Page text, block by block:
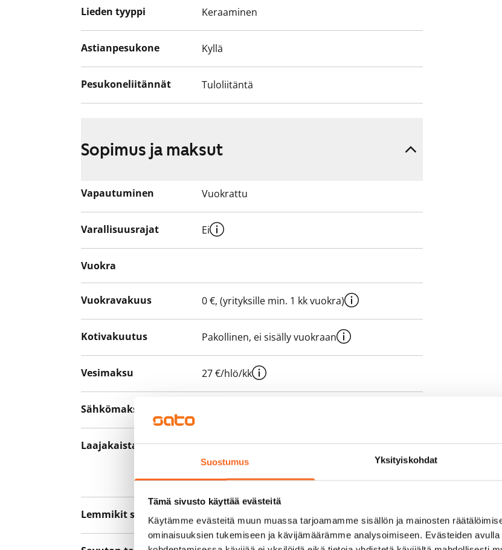
Suostumus Yksityiskohdat
Tämä sivusto käyttää evästeitä
Käytämme evästeitä muun muassa tarjoamamme sisällön ja mainosten
ominaisuuksien tukemiseen ja kävijämäärämme analysoimiseen. Evästeiden
Lieden tyyppi Keraaminen
Astianpesukone Kyllä
Pesukoneliitännät Tuloliitäntä
Sopimus ja maksut
Vapautuminen Vuokrattu
Varallisuusrajat Ei
Vuokra
Vuokravakuus 0 €, (yrityksille min. 1 kk vuokra)
Kotivakuutus Pakollinen, ei sisälly vuokraan
Vesimaksu 27 €/hlö/kk
Sähkömaksu
Laajakaista
Vuokraan sisältyy 50 M laajakaistaliittymä. Voit
hankkia lisänopeutta etuhintaan ottamalla
yhteyttä operaattoriin Telia.
Lemmikit sallittu Kyllä